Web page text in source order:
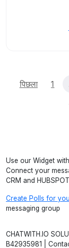
पिछला 1
Use our Widget
Connect your
CRM and HUBSPOT
Create Polls for
messaging group
CHATWITH.IO
B42935981 |